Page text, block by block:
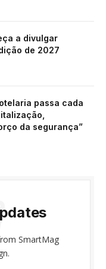
a divulgar
de 2027
passa cada
da segurança”
SmartMag